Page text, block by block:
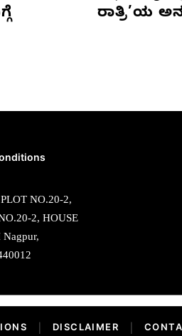
ರಾತ್ರಿ’ಯ
NO.20-2,
2, HOUSE
DISCLAIMER